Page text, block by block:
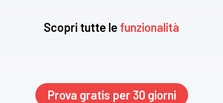
Scopri tutte le funzionalità
Prova gratis per 30 giorni